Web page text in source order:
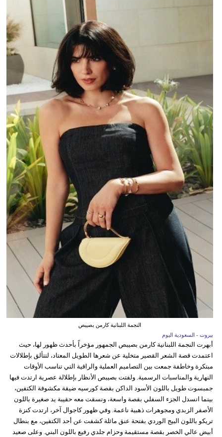
النجمة اللبنانية كارمن بصيبص
بيروت - السعودية اليوم
أبهرت النجمة اللبنانية كارمن بصيبص الجمهور مؤخراً بأحدث ظهور لها، حيث
اعتمدت قصة الشعر القصير متخلية عن شعرها الطويل المعتاد، لتتألق بإطلالات
مبتكرة وخاطفة جمعت بين التصاميم العملية والراقية التي تناسب الأوقات
النهارية والمناسبات الرسمية. ولفتت بصيبص الأنظار بإطلالة عصرية ارتدت فيها
جمبسوت طويل باللون الأسود الداكن بقصة كورسيه ضيقة مكشوفة الكتفين،
بينما انسدل الجزء السفلي بقصة واسعة، ونسقت معه حقيبة يد صغيرة باللون
الأصفر الزبدي ومجوهرات ذهبية ناعمة. وفي ظهور كاجوال آخر، ارتدت كنزة
تريكو باللون البيج الوردي بفتحة عنق مائلة كشفت عن أحد الكتفين، مع بنطال
أبيض عالي الخصر بقصة مستقيمة وحزام جلدي رفيع باللون البني. وعلى صعيد